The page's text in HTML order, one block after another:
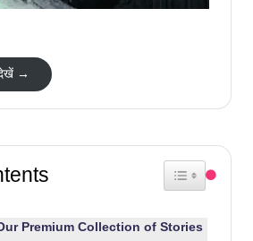
देखें →
Toggle Table
Premium Collection of Stories